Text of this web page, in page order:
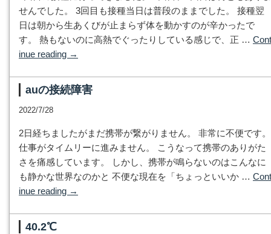
せんでした。 3回目も接種当日は普段のままでした。 接種翌
日は朝から生あくびが止まらず体を動かすのが辛かったで
す。 熱もないのに高熱でぐったりしている感じで、正 … Cont
inue reading →
auの接続障害
2022/7/28
2日経ちましたがまだ携帯が繋がりません。 非常に不便です。
仕事がタイムリーに進みません。 こうなって携帯のありがた
さを痛感しています。 しかし、携帯が鳴らないのはこんなに
も静かな世界なのかと 不便な現在を「ちょっといいか … Cont
inue reading →
40.2℃